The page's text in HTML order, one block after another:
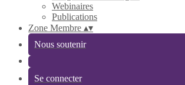
Webinaires
Publications
Zone Membre ▴▾
Nous soutenir
Se connecter